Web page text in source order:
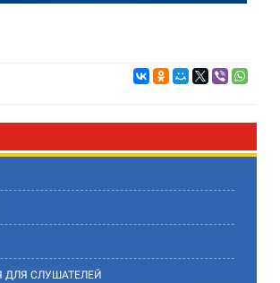
СЛУШАТЕЛЕЙ